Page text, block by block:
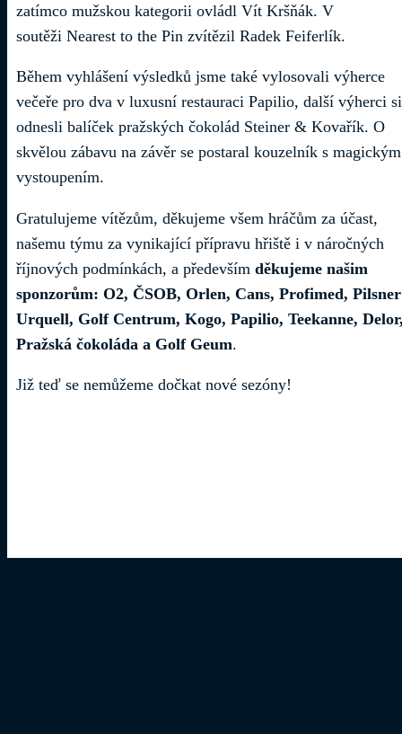
zatímco mužskou kategorii ovládl Vít Kršňák. V
soutěži Nearest to the Pin zvítězil Radek Feiferlík.
Během vyhlášení výsledků jsme také vylosovali výherce
večeře pro dva v luxusní restauraci Papilio, další výherci si
odnesli balíček pražských čokolád Steiner & Kovařík. O
skvělou zábavu na závěr se postaral kouzelník s magickým
vystoupením.
Gratulujeme vítězům, děkujeme všem hráčům za účast,
našemu týmu za vynikající přípravu hřiště i v náročných
říjnových podmínkách, a především děkujeme našim
sponzorům: O2, ČSOB, Orlen, Cans, Profimed, Pilsner
Urquell, Golf Centrum, Kogo, Papilio, Teekanne,
Pražská čokoláda a Golf Geum.
Již teď se nemůžeme dočkat nové sezóny!